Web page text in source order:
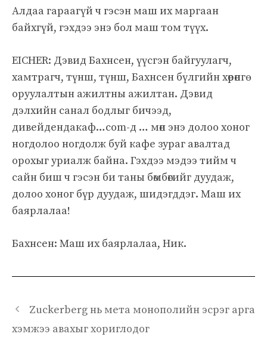
Алдаа гараагүй ч гэсэн маш их маргаан
байхгүй, гэхдээ энэ бол маш том түүх.
EICHER: Дэвид Бахнсен, үүсгэн байгуулагч,
хамтрагч, түнш, түнш, Бахнсен бүлгийн хөрөнгө
оруулалтын ажилтны ажилтан. Дэвид
дэлхийн санал бодлыг бичээд,
дивейдендакаф…com-д … мөн энэ долоо хоног
ногдолоо ногдолж буй кафе зураг авалтад
орохыг уриалж байна. Гэхдээ мэдээ тийм ч
сайн биш ч гэсэн би таны бөмбөгийг дуудаж,
долоо хоног бүр дуудаж, шидэгддэг. Маш их
баярлалаа!
Бахнсен: Маш их баярлалаа, Ник.
Zuckerberg нь мета монополийн эсрэг арга
хэмжээ авахыг хориглодог